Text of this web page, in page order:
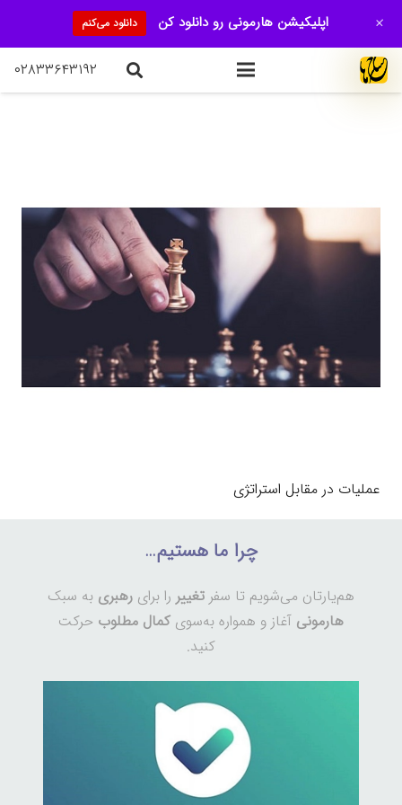
۰۲۸۳۳۶۴۳۱۹۲
عملیات در مقابل استراتژی
چرا ما هستیم…
هم‌یارتان می‌شویم تا سفر تغییر را برای رهبری به سبک
هارمونی آغاز و همواره به‌سوی کمال مطلوب حرکت
کنید.
اپلیکیشن هارمونی رو دانلود کن دانلود می‌کنم +